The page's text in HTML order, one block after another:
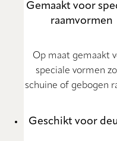
Gemaakt voor
raamvormen
Op maat gemaakt
speciale vormen
schuine of gebogen
Geschikt voor